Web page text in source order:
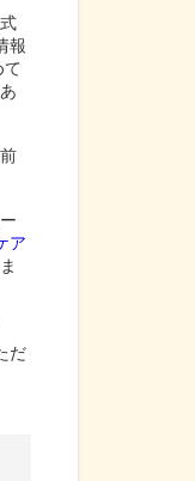
報
て
ア
だ